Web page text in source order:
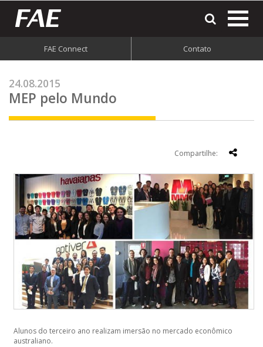
FAE Connect Contato
24.08.2015
MEP pelo Mundo
Compartilhe:
Alunos do terceiro ano realizam imersão no mercado econômico
australiano.